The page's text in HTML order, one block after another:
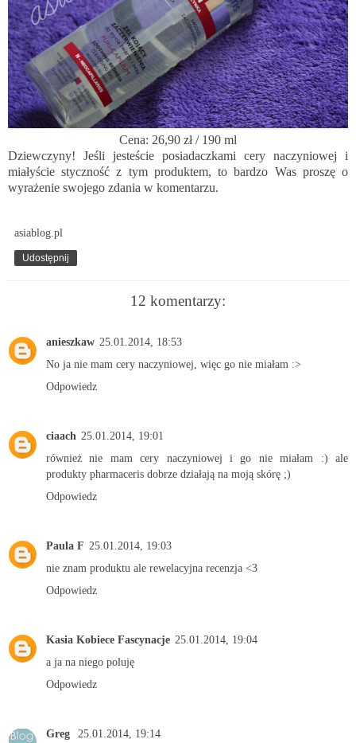
Cena: 26,90 zł / 190 ml
Dziewczyny! Jeśli jesteście posiadaczkami cery naczyniowej i
miałyście styczność z tym produktem, to bardzo Was proszę o
wyrażenie swojego zdania w komentarzu.
asiablog.pl
Udostępnij
12 komentarzy:
anieszkaw 25.01.2014, 18:53
No ja nie mam cery naczyniowej, więc go nie miałam :>
Odpowiedz
ciaach 25.01.2014, 19:01
również nie mam cery naczyniowej i go nie miałam :) ale
produkty pharmaceris dobrze działają na moją skórę ;)
Odpowiedz
Paula F 25.01.2014, 19:03
nie znam produktu ale rewelacyjna recenzja <3
Odpowiedz
Kasia Kobiece Fascynacje 25.01.2014, 19:04
a ja na niego poluję
Odpowiedz
Greg
25.01.2014, 19:14